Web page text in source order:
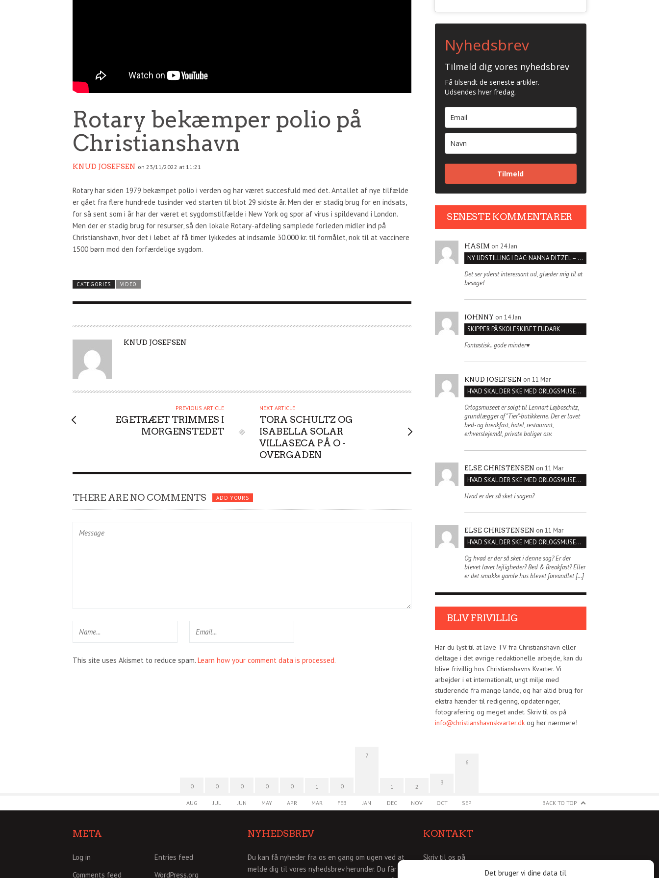
Det bruger vi dine data til
Rotary bekæmper polio på
Christianshavn
KNUD JOSEFSEN on 23/11/2022 at 11:21
Rotary har siden 1979 bekæmpet polio i verden og har været succesfuld med det. Antallet af nye tilfælde
er gået fra flere hundrede tusinder ved starten til blot 29 sidste år. Men der er stadig brug for en indsats,
for så sent som i år har der været et sygdomstilfælde i New York og spor af virus i spildevand i London.
Men der er stadig brug for resurser, så den lokale Rotary-afdeling samplede forleden midler ind på
Christianshavn, hvor det i løbet af få timer lykkedes at indsamle 30.000 kr. til formålet, nok til at vaccinere
1500 børn mod den forfærdelige sygdom.
CATEGORIES VIDEO
A
O
KNUD JOSEFSEN
PREVIOUS ARTICLE
EGETRÆET TRIMMES I
MORGENSTEDET
NEXT ARTICLE
TORA SCHULTZ OG
ISABELLA SOLAR
VILLASECA PÅ O -
OVERGADEN
THERE ARE NO COMMENTS ADD YOURS
This site uses Akismet to reduce spam. Learn how your comment data is processed.
Nyhedsbrev
Tilmeld dig vores nyhedsbrev
Få tilsendt de seneste artikler.
Udsendes hver fredag.
Tilmeld
SENESTE KOMMENTARER
HASIM on 24 Jan
NY UDSTILLING I DAC: NANNA DITZEL – SÆT KROPPEN FRI
Det ser yderst interessant ud, glæder mig til at
besøge!
JOHNNY on 14 Jan
SKIPPER PÅ SKOLESKIBET FUDARK
Fantastisk.. gode minder♥️
KNUD JOSEFSEN on 11 Mar
HVAD SKAL DER SKE MED ORLOGSMUSEET?
Orlogsmuseet er solgt til Lennart Lajboschitz,
grundlægger af "Tier"-butikkerne. Der er lavet
bed- og breakfast, hotel, restaurant,
erhverslejemål, private boliger osv.
ELSE CHRISTENSEN on 11 Mar
HVAD SKAL DER SKE MED ORLOGSMUSEET?
Hvad er der så sket i sagen?
ELSE CHRISTENSEN on 11 Mar
HVAD SKAL DER SKE MED ORLOGSMUSEET?
Og hvad er der så sket i denne sag? Er der
blevet lavet lejligheder? Bed & Breakfast? Eller
er det smukke gamle hus blevet forvandlet […]
BLIV FRIVILLIG
Har du lyst til at lave TV fra Christianshavn eller
deltage i det øvrige redaktionelle arbejde, kan du
blive frivillig hos Christianshavns Kvarter. Vi
arbejder i et internationalt, ungt miljø med
studerende fra mange lande, og har altid brug for
ekstra hænder til redigering, opdateringer,
fotografering og meget andet. Skriv til os på
info@christianshavnskvarter.dkog hør nærmere!
0
AUG
0
JUL
0
JUN
0
MAY
0
APR
1
MAR
0
FEB
7
JAN
1
DEC
2
NOV
3
OCT
6
SEP BACK TO TOP
META
Log in
Entries feed
Comments feed
WordPress.org
NYHEDSBREV
Du kan få nyheder fra os en gang om ugen ved at
melde dig til vores nyhedsbrev herunder. Du får så
KONTAKT
Skriv til os på
info@christianshavnskvarter.dk